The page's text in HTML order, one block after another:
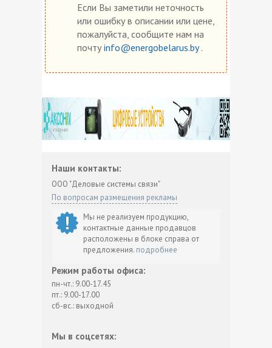
Если Вы заметили неточность
или ошибку в описании или цене,
пожалуйста, сообщите нам на
почту info@energobelarus.by.
Наши контакты:
ООО "Деловые системы связи"
По вопросам размещения рекламы
Мы не реализуем продукцию,
контактные данные продавцов
расположены в блоке справа от
предложения. подробнее
Режим работы офиса:
пн-чт.: 9.00-17.45
пт.: 9.00-17.00
сб-вс.: выходной
Мы в соцсетях: